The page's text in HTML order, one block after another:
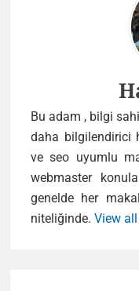
Bu adam , bilgi
daha bilgilendirici
ve seo uyumlu
webmaster
genelde her
niteliğinde. View